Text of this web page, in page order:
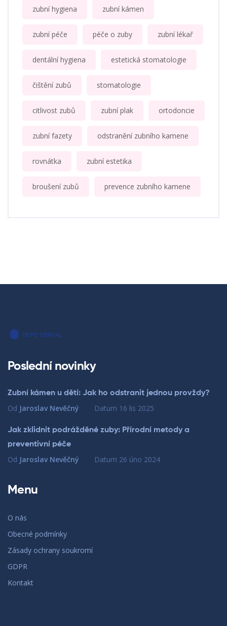
zubní hygiena zubní kámen
zubní péče péče o zuby zubní lékař
dentální hygiena estetická stomatologie
čištění zubů stomatologie
citlivost zubů zubní plak ortodoncie
zubní fazety odstranění zubního kamene
rovnátka zubní estetika
broušení zubů prevence zubního kamene
Poslední novinky
Zubní kámen u dětí: Jak ho odstranit jednou provždy?
Od Jaroslav Nevěčný Datum 16 lis 2025
Jak zklidnit podrážděné zuby: Přírodní metody a
preventivní péče
Od Jaroslav Nevěčný Datum 26 úno 2024
Menu
O nás
Obecné podmínky
Zásady ochrany soukromí
GDPR
Kontakt